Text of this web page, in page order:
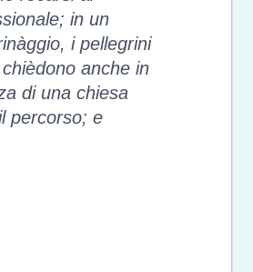
in un
i pellegrini
anche in
di una chiesa
percorso; e